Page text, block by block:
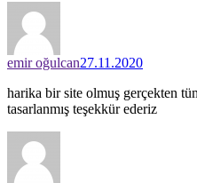
emir oğulcan27.11.2020
harika bir site olmuş gerçekten
tasarlanmış teşekkür ederiz